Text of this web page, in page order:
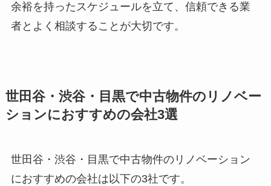
余裕を持ったスケジュールを立て、信頼できる業
者とよく相談することが大切です。
世田谷・渋谷・目黒で中古物件のリノベー
ションにおすすめの会社3選
世田谷・渋谷・目黒で中古物件のリノベーション
におすすめの会社は以下の3社です。